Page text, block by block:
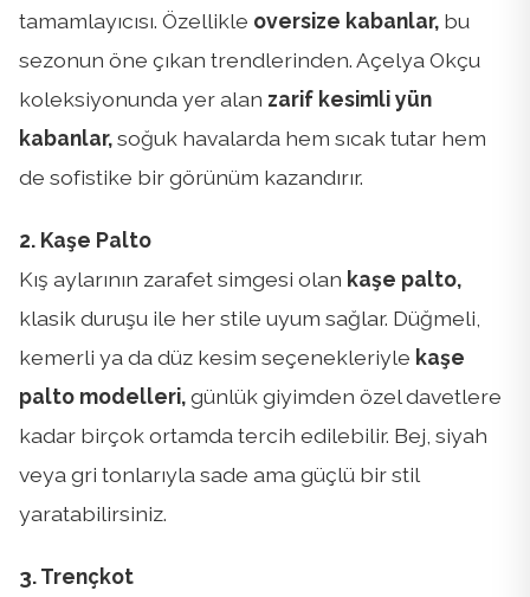
tamamlayıcısı. Özellikle oversize kabanlar, bu
sezonun öne çıkan trendlerinden. Açelya Okçu
koleksiyonunda yer alan zarif kesimli yün
kabanlar,soğuk havalarda hem sıcak tutar hem
de sofistike bir görünüm kazandırır.
2. Kaşe Palto
Kış aylarının zarafet simgesi olan kaşe palto,
klasik duruşu ile her stile uyum sağlar. Düğmeli,
kemerli ya da düz kesim seçenekleriyle kaşe
palto modelleri,günlük giyimden özel davetlere
kadar birçok ortamda tercih edilebilir. Bej, siyah
veya gri tonlarıyla sade ama güçlü bir stil
yaratabilirsiniz.
3. Trençkot